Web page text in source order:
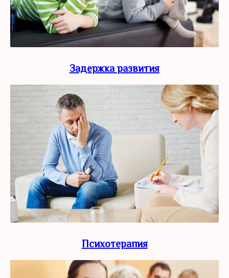
Задержка развития
Психотерапия